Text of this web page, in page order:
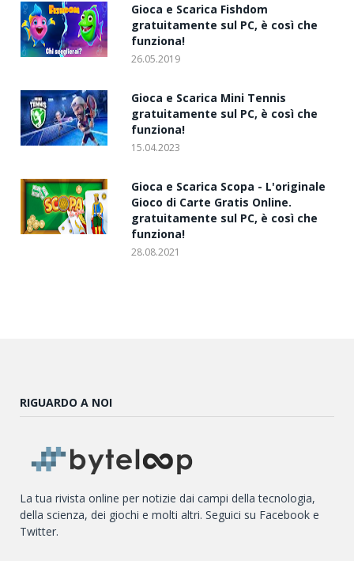
Gioca e Scarica Fishdom
gratuitamente sul PC, è così che
funziona!
26.05.2019
Gioca e Scarica Mini Tennis
gratuitamente sul PC, è così che
funziona!
15.04.2023
Gioca e Scarica Scopa - L'originale
Gioco di Carte Gratis Online.
gratuitamente sul PC, è così che
funziona!
28.08.2021
RIGUARDO A NOI
La tua rivista online per notizie dai campi della tecnologia,
della scienza, dei giochi e molti altri. Seguici su Facebook e
Twitter.